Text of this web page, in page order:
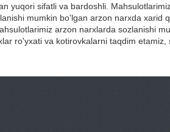
yuqori sifatli va bardoshli.
mumkin bo'lgan arzon narxda xarid
arzon narxlarda sozlanishi
ro'yxati va kotirovkalarni taqdim etamiz,